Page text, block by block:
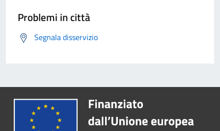
Problemi in città
Segnala disservizio